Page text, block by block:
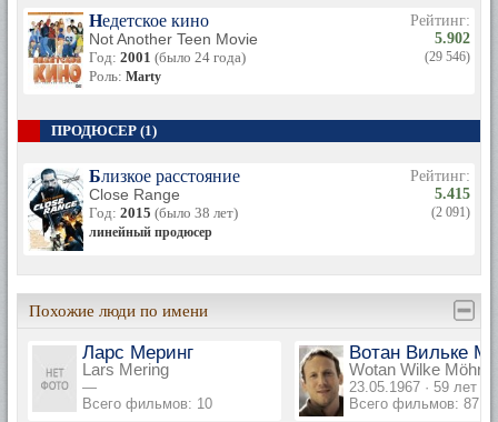
Недетское кино
Not Another Teen Movie
Год: 2001 (было 24 года)
Роль: Marty
Рейтинг:
5.902
(29 546)
ПРОДЮСЕР (1)
Близкое расстояние
Close Range
Год: 2015 (было 38 лет)
линейный продюсер
Рейтинг:
5.415
(2 091)
Похожие люди по имени
Ларс Меринг
Lars Mering
—
Всего фильмов: 10
Вотан Вильке
Wotan Wilke
23.05.1967 · 59 лет
Всего фильмов: 87